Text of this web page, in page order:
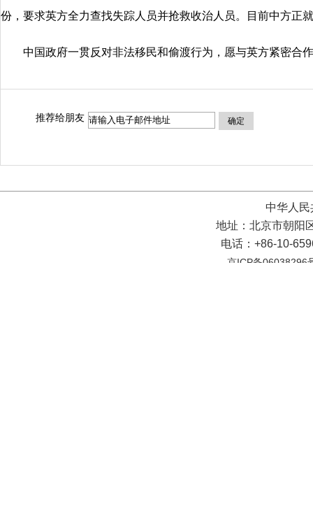
份，要求英方全力查找失踪人员并抢救收治人员。目前中方正
中国政府一贯反对非法移民和偷渡行为，愿与英方紧密合
推荐给朋友 确定
中华人
地址：北京市朝阳
电话：+86-10-
京ICP备06038296